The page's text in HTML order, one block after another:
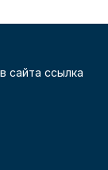
сайта ссылка